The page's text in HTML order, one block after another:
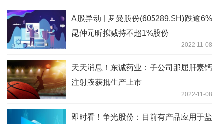
A股异动 | 罗曼股份(605289.SH)跌逾6%
昆仲元昕拟减持不超1%股份
2022-11-08
天天消息！东诚药业：子公司那屈肝素钙
注射液获批生产上市
2022-11-08
即时看！争光股份：目前有产品应用于盐